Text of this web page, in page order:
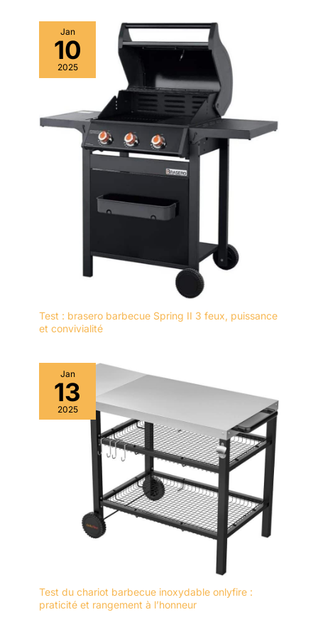
Jan
10
2025
Test : brasero barbecue Spring II 3 feux, puissance
et convivialité
Jan
13
2025
Test du chariot barbecue inoxydable onlyfire :
praticité et rangement à l’honneur